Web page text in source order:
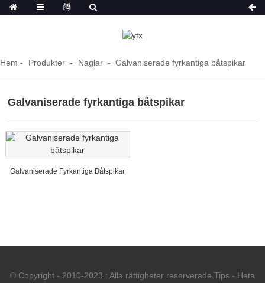
Hem Produkter Naglar Galvaniserade fyrkantiga båtspikar
Galvaniserade fyrkantiga båtspikar
Galvaniserade Fyrkantiga Båtspikar
© Copyright - 2010-2023 : Alla rättigheter reserverade. Tips - Heta